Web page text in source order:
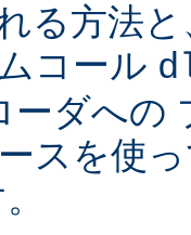
る方法
コール
ーダへの
スを使